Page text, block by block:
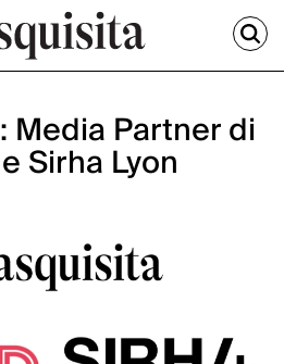
Media Partner di
Sirha Lyon